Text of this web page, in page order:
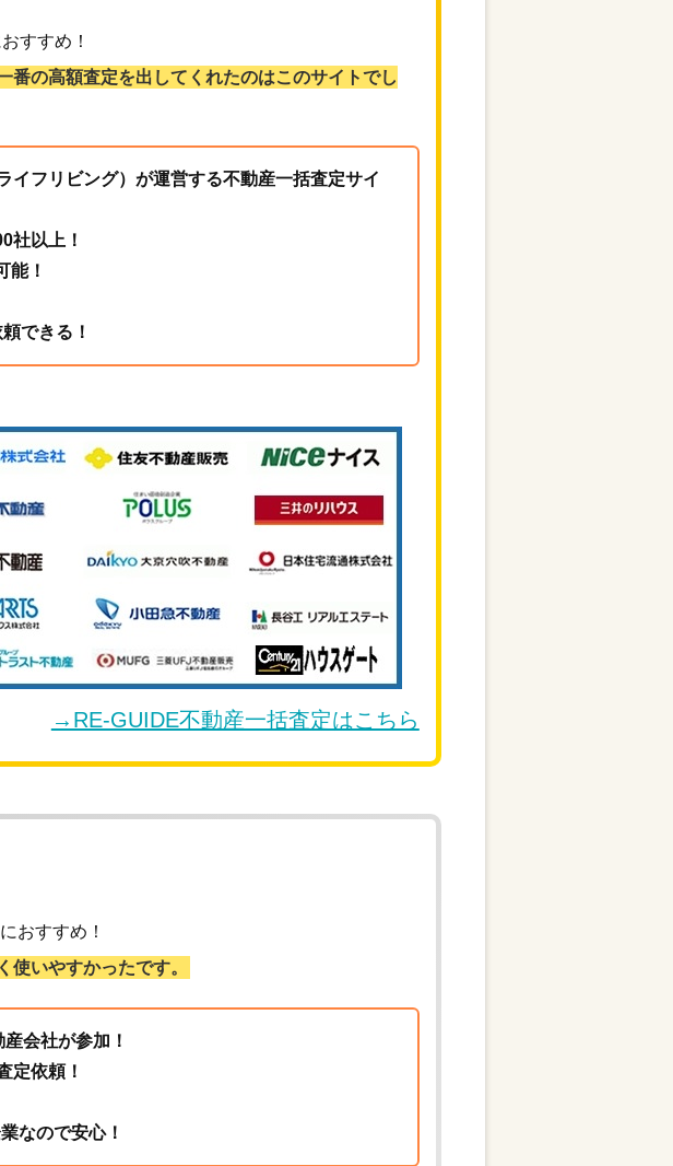
すすめ！
番の高額査定を出してくれたのはこのサイトでし
イフリビング）が運営する不動産一括査定サイ
社以上！
能！
できる！
→RE-GUIDE不動産一括査定はこちら
おすすめ！
使いやすかったです。
会社が参加！
定依頼！
なので安心！